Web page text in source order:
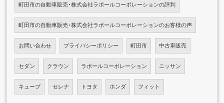
町田市の自動車販売･株式会社ラポールコーポレーションの評判
町田市の自動車販売･株式会社ラポールコーポレーションのお客様の声
お問い合わせ プライバシーポリシー 町田市 中古車販売
セダン クラウン ラポールコーポレーション ニッサン
キューブ セレナ トヨタ ホンダ フィット